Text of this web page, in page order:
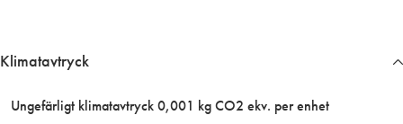
m
ö
Klimatavtryck
Ungefärligt klimatavtryck 0,001 kg CO2 ekv. per enhet